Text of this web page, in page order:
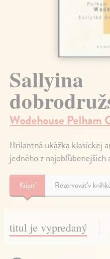
Sallyina
Wodehouse Pelham
Brilantná ukážka klasickej
jedného z
Kúpiť Rezervovať v
titul je vypredaný